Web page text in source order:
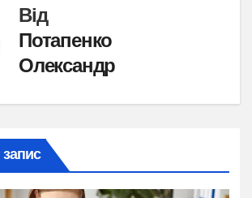
Від
Потапенко
Олександр